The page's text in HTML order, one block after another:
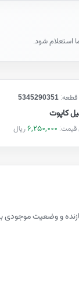
استعلام شود.
قطعه: 5345290351
کاپوت
قیمت: 6,250,000ریال
و وضعیت